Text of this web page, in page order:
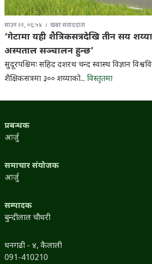
साउन २२, ०६:५४ खबर संवाददाता
‘गेटामा यही शैत्रिकसत्रदेखि तीन सय
अस्पताल सञ्चालन हुन्छ’
सुदूरपश्चिमः सहिद दशरथ चन्द स्वास्थ विज्ञान
शैक्षिकसत्रमा ३०० शय्याको... विस्तृतमा
प्रबन्धक
आर्जु
समाचार संयोजक
आर्जु
सम्पादक
बुन्दीलाल चौधरी
धनगढी - ४, कैलाली
091-410210